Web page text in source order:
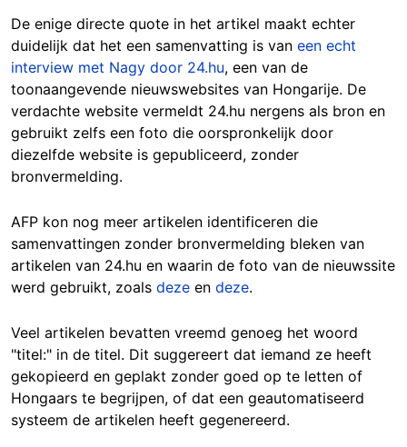
De enige directe quote in het artikel maakt echter
duidelijk dat het een samenvatting is van een echt
interview met Nagy door 24.hu, een van de
toonaangevende nieuwswebsites van Hongarije. De
verdachte website vermeldt 24.hu nergens als bron en
gebruikt zelfs een foto die oorspronkelijk door
diezelfde website is gepubliceerd, zonder
bronvermelding.
AFP kon nog meer artikelen identificeren die
samenvattingen zonder bronvermelding bleken van
artikelen van 24.hu en waarin de foto van de nieuwssite
werd gebruikt, zoals deze en deze.
Veel artikelen bevatten vreemd genoeg het woord
"titel:" in de titel. Dit suggereert dat iemand ze heeft
gekopieerd en geplakt zonder goed op te letten of
Hongaars te begrijpen, of dat een geautomatiseerd
systeem de artikelen heeft gegenereerd.